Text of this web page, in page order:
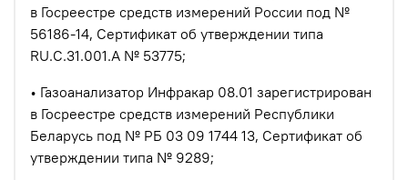
в Госреестре средств измерений России под №
56186-14, Сертификат об утверждении типа
RU.C.31.001.A № 53775;
• Газоанализатор Инфракар 08.01 зарегистрирован
в Госреестре средств измерений Республики
Беларусь под № РБ 03 09 1744 13, Сертификат об
утверждении типа № 9289;